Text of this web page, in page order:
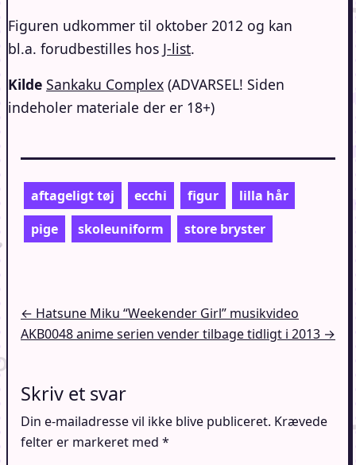
Figuren udkommer til oktober 2012 og kan
bl.a. forudbestilles hos J-list.
Kilde Sankaku Complex (ADVARSEL! Siden
indeholer materiale der er 18+)
aftageligt tøj ecchi figur
lilla hår
pige
skoleuniform store bryster
Indlægsnavigation
← Hatsune Miku “Weekender Girl” musikvideo
AKB0048 anime serien vender tilbage tidligt i 2013 →
Skriv et svar
Din e-mailadresse vil ikke blive publiceret. Krævede
felter er markeret med *